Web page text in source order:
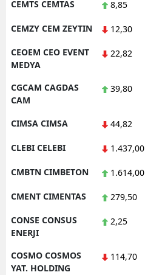
CEMTS CEMTAS 8,85
CEMZY CEM ZEYTIN 12,30
CEOEM CEO EVENT
MEDYA
22,82
CGCAM CAGDAS
CAM
39,80
CIMSA CIMSA 44,82
CLEBI CELEBI 1.437,00
CMBTN CIMBETON 1.614,00
CMENT CIMENTAS 279,50
CONSE CONSUS
ENERJI
2,25
COSMO COSMOS
YAT. HOLDING
114,70